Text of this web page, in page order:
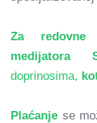
Za redovne
medijatora
doprinosima,
Plaćanje se